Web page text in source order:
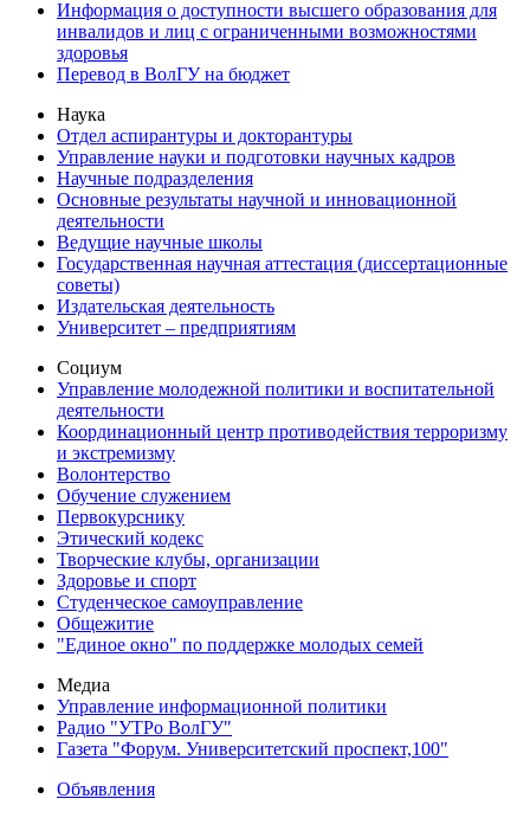
Информация о доступности высшего образования для
инвалидов и лиц с ограниченными возможностями
здоровья
Перевод в ВолГУ на бюджет
Наука
Отдел аспирантуры и докторантуры
Управление науки и подготовки научных кадров
Научные подразделения
Основные результаты научной и инновационной
деятельности
Ведущие научные школы
Государственная научная аттестация (диссертационные
советы)
Издательская деятельность
Университет – предприятиям
Социум
Управление молодежной политики и воспитательной
деятельности
Координационный центр противодействия терроризму
и экстремизму
Волонтерство
Обучение служением
Первокурснику
Этический кодекс
Творческие клубы, организации
Здоровье и спорт
Студенческое самоуправление
Общежитие
"Единое окно" по поддержке молодых семей
Медиа
Управление информационной политики
Радио "УТРо ВолГУ"
Газета "Форум. Университетский проспект,100"
Объявления